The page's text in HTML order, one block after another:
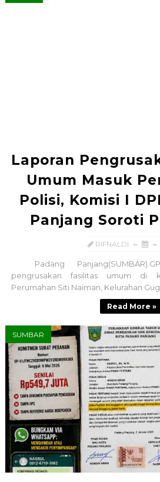
Laporan
Umum Masuk
Polisi, Komisi I
Panjang Soroti
RIFNALDI
Padang
pengrusakan fasilitas umum di
Perumahan Siti Naiman, Kelurahan
Read More »
SUMBAR